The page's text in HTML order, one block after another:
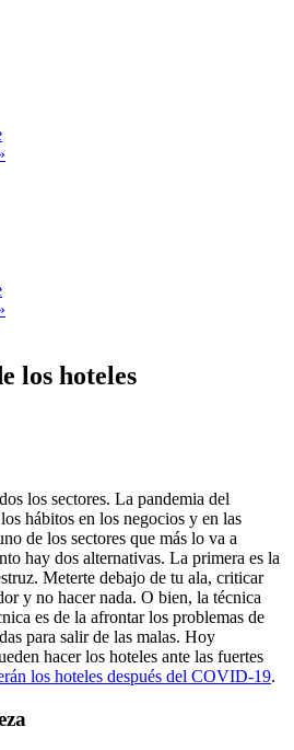
los hoteles
los sectores. La pandemia del
hábitos en los negocios y en las
de los sectores que más lo va a
hay dos alternativas. La primera es la
Meterte debajo de tu ala, criticar
y no hacer nada. O bien, la técnica
es de la afrontar los problemas de
para salir de las malas. Hoy
hacer los hoteles ante las fuertes
los hoteles después del COVID-19.